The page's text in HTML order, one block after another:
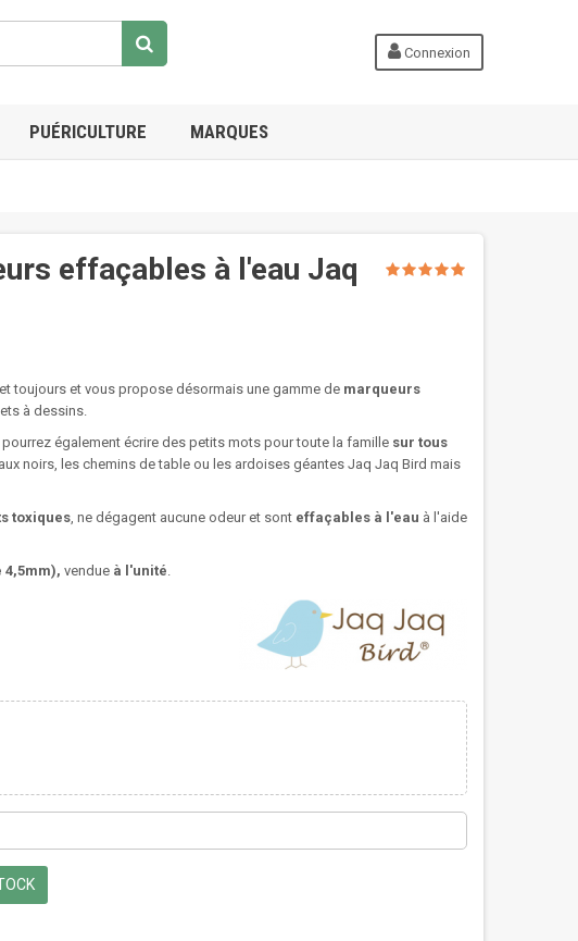
Connexion
PUÉRICULTURE MARQUES
effaçables à l'eau Jaq
toujours et vous propose désormais une gamme de marqueurs
à dessins.
pourrez également écrire des petits mots pour toute la famille sur tous
noirs, les chemins de table ou les ardoises géantes Jaq Jaq Bird mais
toxiques, ne dégagent aucune odeur et sont effaçables à l'eau à l'aide
vendue à l'unité.